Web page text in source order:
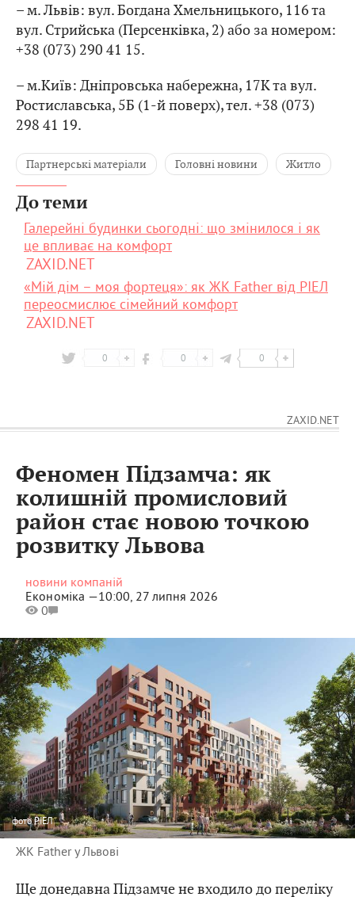
– м. Львів: вул. Богдана Хмельницького, 116 та
вул. Стрийська (Персенківка, 2) або за номером:
+38 (073) 290 41 15.
– м.Київ: Дніпровська набережна, 17К та вул.
Ростиславська, 5Б (1-й поверх), тел. +38 (073)
298 41 19.
Партнерські матеріали Головні новини Житло
До теми
Галерейні будинки сьогодні: що змінилося і як
це впливає на комфорт
ZAXID.NET
«Мій дім – моя фортеця»: як ЖК Father від РІЕЛ
переосмислює сімейний комфорт
ZAXID.NET
0 0 0
ZAXID.NET
Феномен Підзамча: як
колишній промисловий
район стає новою точкою
розвитку Львова
новини компаній
Економіка —10:00, 27 липня 2026
0
фотоРІЕЛ
ЖК Father у Львові
Ще донедавна Підзамче не входило до переліку